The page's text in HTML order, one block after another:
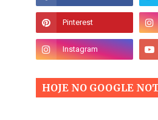
HOJE NO GOOGLE